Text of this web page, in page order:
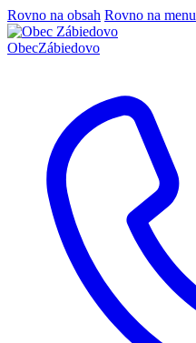
Rovno na obsah Rovno na menu
ObecZábiedovo